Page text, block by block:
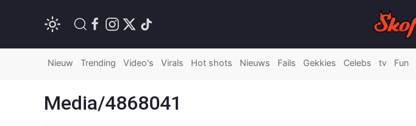
Nieuw Trending Video's Virals Hot shots Nieuws Fails Gekkies Celebs tv Fun
Media/4868041